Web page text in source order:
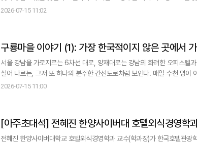
수 있었다: 자갈 틈으로 잡초가 무성하게 자라, 마치 몇 년째 차 한 대 드나
2026-07-15 11:02
구룡마을 이야기 (1): 가장 한국적이지 않은 곳에서
서울 강남을 가로지르는 6차선 대로, 양재대로는 강남의 화려한 오피스텔
실어 나르는, 그저 또 하나의 분주한 간선도로처럼 보인다. 매일 수천 명이
각을 던지지 않는다. 그러나 대한민국에서 이만큼 극명하게 서로 다른 두 경제 현실을 갈라놓는 도로는 흔치 않다. 한쪽에는
2026-07-15 11:00
[아주초대석] 전혜진 한양사이버대 호텔외식경영학과 학과장, 팝업스토어 연구로 '최
우수논문상'…"화려함보다 브랜드 감성이 핵심"
전혜진 한양사이버대학교 호텔외식경영학과 교수(학과장)가 한국호텔관광